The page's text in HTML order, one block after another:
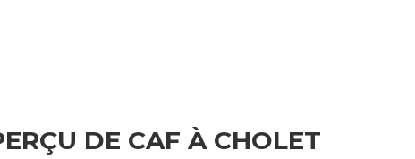
DE CAF À CHOLET